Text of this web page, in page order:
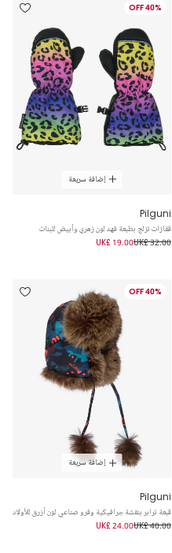
40% OFF
إضافة سريعة
Pilguni
قفازات تزلج بطبعة فهد لون زهري وأبيض للبنات
UK£ 32.00
UK£ 19.00
40% OFF
إضافة سريعة
Pilguni
قبعة ترابر بنقشة جرافيكية وفرو صناعي لون أزرق للأولاد
UK£ 40.00
UK£ 24.00